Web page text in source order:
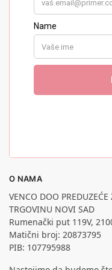
O NAMA
VENCO DOO
TRGOVINU NOVI SAD
Rumenački put 119V,
Matični broj: 20873795
PIB: 107795988